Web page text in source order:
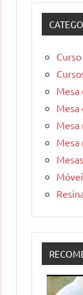
Mesa
Mesa
Mesa
Mesa